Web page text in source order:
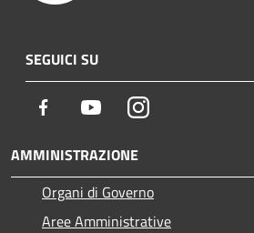
SEGUICI SU
Facebook YoutubeInstagram
AMMINISTRAZIONE
Organi di Governo
Aree Amministrative